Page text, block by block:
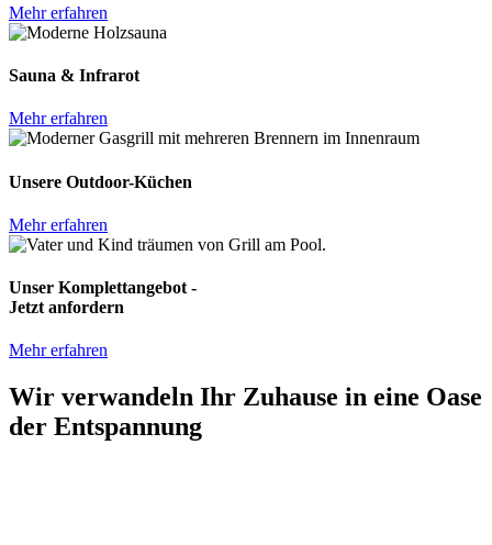
Mehr erfahren
Sauna & Infrarot
Mehr erfahren
Unsere Outdoor-Küchen
Mehr erfahren
Unser Komplettangebot -
Jetzt anfordern
Mehr erfahren
Wir verwandeln Ihr Zuhause in eine Oase
der Entspannung